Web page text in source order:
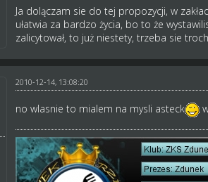
Ja dolączam sie do tej propozycji, w
ułatwia za bardzo życia, bo to że
zalicytował, to już niestety, trzeba sie
2010-12-14, 13:08:20
no wlasnie to mialem na mysli asteck